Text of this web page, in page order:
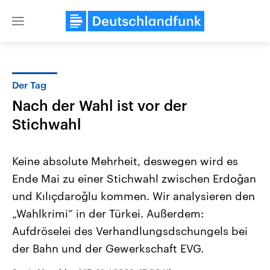
Close
Landtagswahl Sachsen-Anhalt
2026
Alle Informationen
September 2026 einen neuen
Bundesland von einer Koalition aus
USA
Aktuelle Beiträge,
Hintergründe
Wirtschaftlich und
gehören die Vereinigten
mit großem Einfluss auf
Der Tag
Nach der Wahl ist vor der
Stichwahl
Keine absolute Mehrheit, deswegen wird es
Ende Mai zu einer Stichwahl zwischen Erdoğan
und Kılıçdaroğlu kommen. Wir analysieren den
„Wahlkrimi“ in der Türkei. Außerdem:
Aufdröselei des Verhandlungsdschungels bei
der Bahn und der Gewerkschaft EVG.